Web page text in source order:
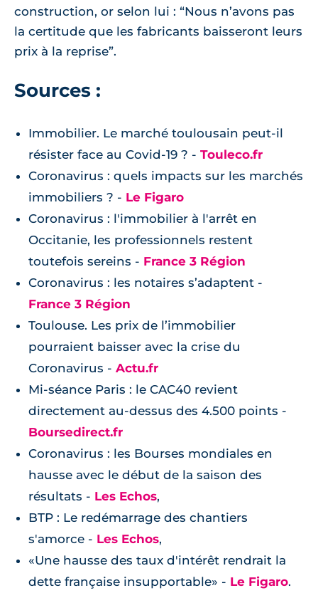
construction, or selon lui : “Nous n’avons pas
la certitude que les fabricants baisseront leurs
prix à la reprise”.
Sources :
Immobilier. Le marché toulousain peut-il
résister face au Covid-19 ? - Touleco.fr
Coronavirus : quels impacts sur les marchés
immobiliers ? - Le Figaro
Coronavirus : l'immobilier à l'arrêt en
Occitanie, les professionnels restent
toutefois sereins - France 3 Région
Coronavirus : les notaires s’adaptent -
France 3 Région
Toulouse. Les prix de l’immobilier
pourraient baisser avec la crise du
Coronavirus - Actu.fr
Mi-séance Paris : le CAC40 revient
directement au-dessus des 4.500 points -
Boursedirect.fr
Coronavirus : les Bourses mondiales en
hausse avec le début de la saison des
résultats - Les Echos,
BTP : Le redémarrage des chantiers
s'amorce - Les Echos,
«Une hausse des taux d'intérêt rendrait la
dette française insupportable» - Le Figaro.